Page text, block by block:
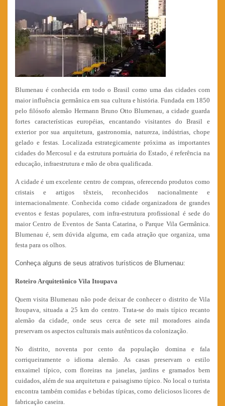
Blumenau é conhecida em todo o Brasil como uma das cidades com
maior influência germânica em sua cultura e história. Fundada em 1850
pelo filósofo alemão Hermann Bruno Otto Blumenau, a cidade guarda
fortes características européias, encantando visitantes do Brasil e
exterior por sua arquitetura, gastronomia, natureza, indústrias, chope
gelado e festas. Localizada estrategicamente próxima as importantes
cidades do Mercosul e da estrutura portuária do Estado, é referência na
educação, infraestrutura e mão de obra qualificada.
A cidade é um excelente centro de compras, oferecendo produtos como
cristais e artigos têxteis, reconhecidos nacionalmente e
internacionalmente. Conhecida como cidade organizadora de grandes
eventos e festas populares, com infra-estrutura profissional é sede do
maior Centro de Eventos de Santa Catarina, o Parque Vila Germânica.
Blumenau é, sem dúvida alguma, em cada atração que organiza, uma
festa para os olhos.
Conheça alguns de seus atrativos turísticos de Blumenau:
Roteiro Arquitetônico Vila Itoupava
Quem visita Blumenau não pode deixar de conhecer o distrito de Vila
Itoupava, situada a 25 km do centro. Trata-se do mais típico recanto
alemão da cidade, onde seus cerca de sete mil moradores ainda
preservam os aspectos culturais mais autênticos da colonização.
No distrito, noventa por cento da população domina e fala
corriqueiramente o idioma alemão. As casas preservam o estilo
enxaimel típico, com floreiras na janelas, jardins e gramados bem
cuidados, além de sua arquitetura e paisagismo típico. No local o turista
encontra também comidas e bebidas típicas, como deliciosos licores de
fabricação caseira.